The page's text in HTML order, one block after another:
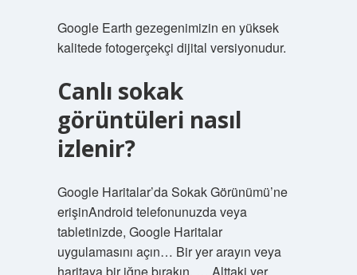
Google Earth gezegenimizin en yüksek
kalitede fotogerçekçi dijital versiyonudur.
Canlı sokak
görüntüleri nasıl
izlenir?
Google Haritalar’da Sokak Görünümü’ne
erişinAndroid telefonunuzda veya
tabletinizde, Google Haritalar
uygulamasını açın… Bir yer arayın veya